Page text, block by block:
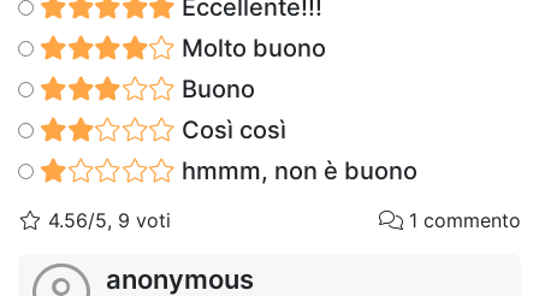
Eccellente!!!
Molto buono
Buono
Così così
hmmm, non è buono
4.56/5, 9 voti 1 commento
anonymous